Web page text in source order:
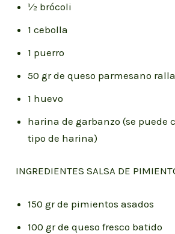
½ brócoli
1 cebolla
1 puerro
50 gr de queso parmesano
1 huevo
harina de garbanzo (se puede
tipo de harina)
INGREDIENTES SALSA DE
150 gr de pimientos asados
100 gr de queso fresco batido